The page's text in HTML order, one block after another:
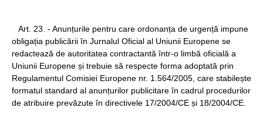
Art. 23. - Anunțurile pentru care ordonanța de urgență impune
obligația publicării în Jurnalul Oficial al Uniunii Europene se
redactează de autoritatea contractantă într-o limbă oficială a
Uniunii Europene și trebuie să respecte forma adoptată prin
Regulamentul Comisiei Europene nr. 1.564/2005, care stabilește
formatul standard al anunțurilor publicitare în cadrul procedurilor
de atribuire prevăzute în directivele 17/2004/CE și 18/2004/CE.